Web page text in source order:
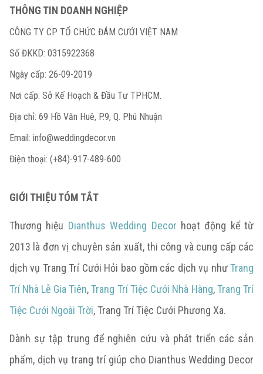
THÔNG TIN DOANH NGHIỆP
CÔNG TY CP TỔ CHỨC ĐÁM CƯỚI VIỆT NAM
Số ĐKKD: 0315922368
Ngày cấp: 26-09-2019
Nơi cấp: Sở Kế Hoạch & Đầu Tư TPHCM.
Địa chỉ: 69 Hồ Văn Huê, P.9, Q. Phú Nhuận
Email: info@weddingdecor.vn
Điện thoại: (+84)-917-489-600
GIỚI THIỆU TÓM TẮT
Thương hiệu Dianthus Wedding Decor hoạt động kể từ
2013 là đơn vị chuyên sản xuất, thi công và cung cấp các
dịch vụ Trang Trí Cưới Hỏi bao gồm các dịch vụ nhưTrang
Trí Nhà Lễ Gia Tiên,Trang Trí Tiệc Cưới Nhà Hàng,Trang Trí
Tiệc Cưới Ngoài Trời, Trang Trí Tiệc Cưới Phương Xa.
Dành sự tập trung để nghiên cứu và phát triển các sản
phẩm, dịch vụ trang trí giúp cho Dianthus Wedding Decor